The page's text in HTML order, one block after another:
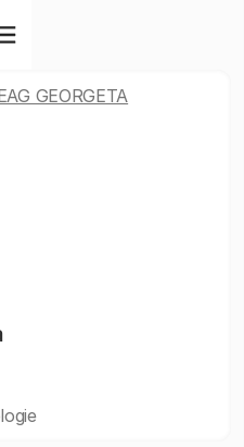
GEORGETA